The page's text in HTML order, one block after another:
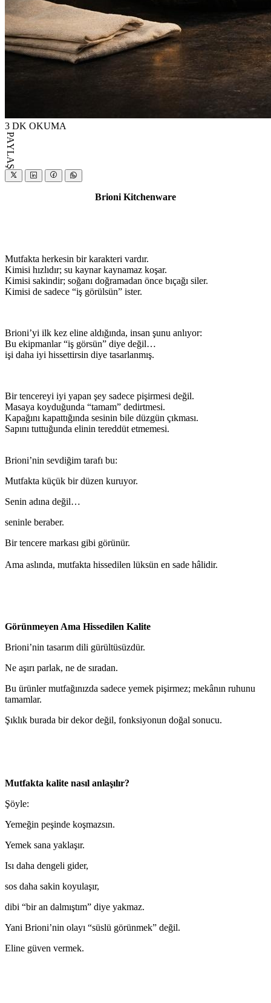
3 DK OKUMA
PAYLAŞ
Brioni Kitchenware
Mutfakta herkesin bir karakteri vardır.
Kimisi hızlıdır; su kaynar kaynamaz koşar.
Kimisi sakindir; soğanı doğramadan önce bıçağı siler.
Kimisi de sadece “iş görülsün” ister.
Brioni’yi ilk kez eline aldığında, insan şunu anlıyor:
Bu ekipmanlar “iş görsün” diye değil…
işi daha iyi hissettirsin diye tasarlanmış.
Bir tencereyi iyi yapan şey sadece pişirmesi değil.
Masaya koyduğunda “tamam” dedirtmesi.
Kapağını kapattığında sesinin bile düzgün çıkması.
Sapını tuttuğunda elinin tereddüt etmemesi.
Brioni’nin sevdiğim tarafı bu:
Mutfakta küçük bir düzen kuruyor.
Senin adına değil…
seninle beraber.
Bir tencere markası gibi görünür.
Ama aslında, mutfakta hissedilen lüksün en sade hâlidir.
Görünmeyen Ama Hissedilen Kalite
Brioni’nin tasarım dili gürültüsüzdür.
Ne aşırı parlak, ne de sıradan.
Bu ürünler mutfağınızda sadece yemek pişirmez; mekânın ruhunu
tamamlar.
Şıklık burada bir dekor değil, fonksiyonun doğal sonucu.
Mutfakta kalite nasıl anlaşılır?
Şöyle:
Yemeğin peşinde koşmazsın.
Yemek sana yaklaşır.
Isı daha dengeli gider,
sos daha sakin koyulaşır,
dibi “bir an dalmıştım” diye yakmaz.
Yani Brioni’nin olayı “süslü görünmek” değil.
Eline güven vermek.